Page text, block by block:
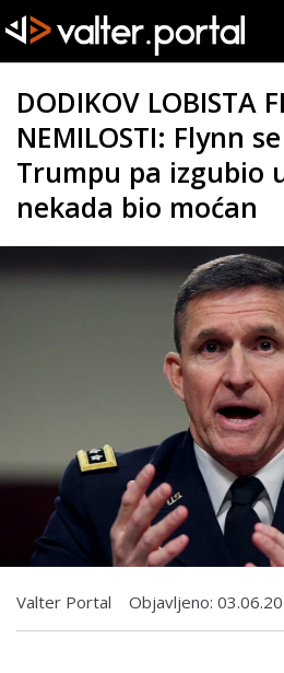
DODIKOV LOBISTA
NEMILOSTI: Flynn
Trumpu pa izgubio
nekada bio moćan
Valter Portal Objavljeno: